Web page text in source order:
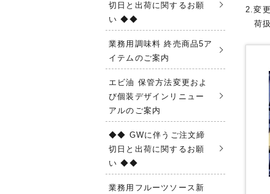
2.変
荷扱
切日と出荷に関するお願
い ◆◆
業務用調味料 終売商品5ア
イテムのご案内
エビ油 保管方法変更およ
び個装デザインリニュー
アルのご案内
◆◆ GWに伴うご注文締
切日と出荷に関するお願
い ◆◆
業務用フルーツソース新